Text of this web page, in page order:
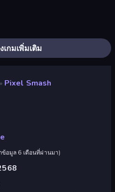
เกมเพิ่มเติม
» Pixel Smash
ข้อมูล 6 เดือนที่ผ่านมา)